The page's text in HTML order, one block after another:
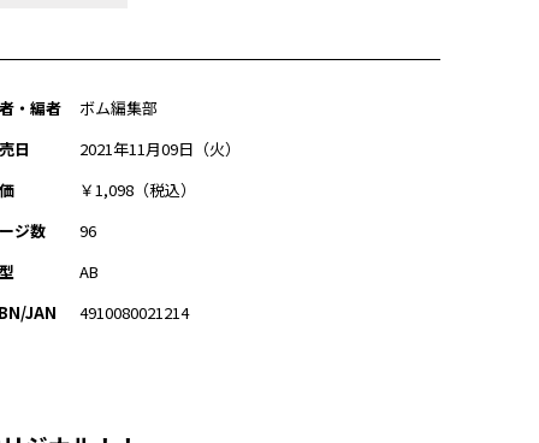
・編者
ボム編集部
日
2021年11月09日（火）
￥1,098（税込）
ジ数
96
AB
JAN
4910080021214